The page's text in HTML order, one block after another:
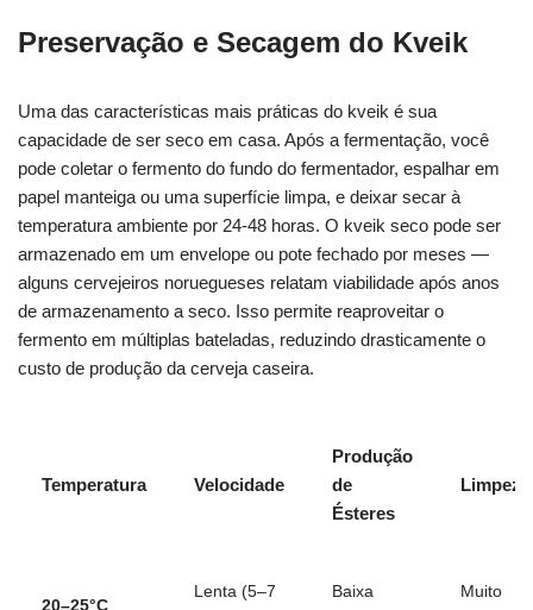
Preservação e Secagem do Kveik
Uma das características mais práticas do kveik é sua
capacidade de ser seco em casa. Após a fermentação, você
pode coletar o fermento do fundo do fermentador, espalhar em
papel manteiga ou uma superfície limpa, e deixar secar à
temperatura ambiente por 24-48 horas. O kveik seco pode ser
armazenado em um envelope ou pote fechado por meses —
alguns cervejeiros noruegueses relatam viabilidade após anos
de armazenamento a seco. Isso permite reaproveitar o
fermento em múltiplas bateladas, reduzindo drasticamente o
custo de produção da cerveja caseira.
Temperatura Velocidade
Produção
de
Ésteres
Limpeza
20–25°C
Lenta (5–7 Baixa Muito